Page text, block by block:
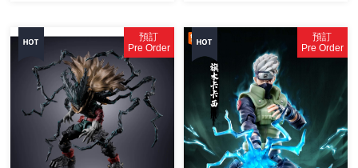
預訂
Pre Order
預訂
Pre Order